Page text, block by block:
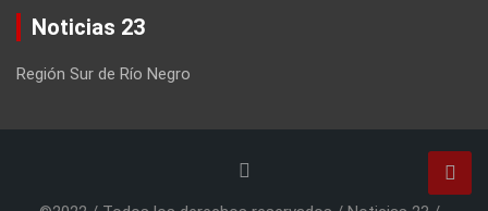
Noticias 23
Región Sur de Río Negro